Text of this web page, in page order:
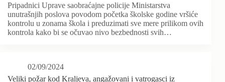
Pripadnici Uprave saobraćajne policije Ministarstva
unutrašnjih poslova povodom početka školske godine vršiće
kontrolu u zonama škola i preduzimati sve mere prilikom ovih
kontrola kako bi se očuvao nivo bezbednosti svih…
02/09/2024
Veliki požar kod Kraljeva, angažovani i vatrogasci iz